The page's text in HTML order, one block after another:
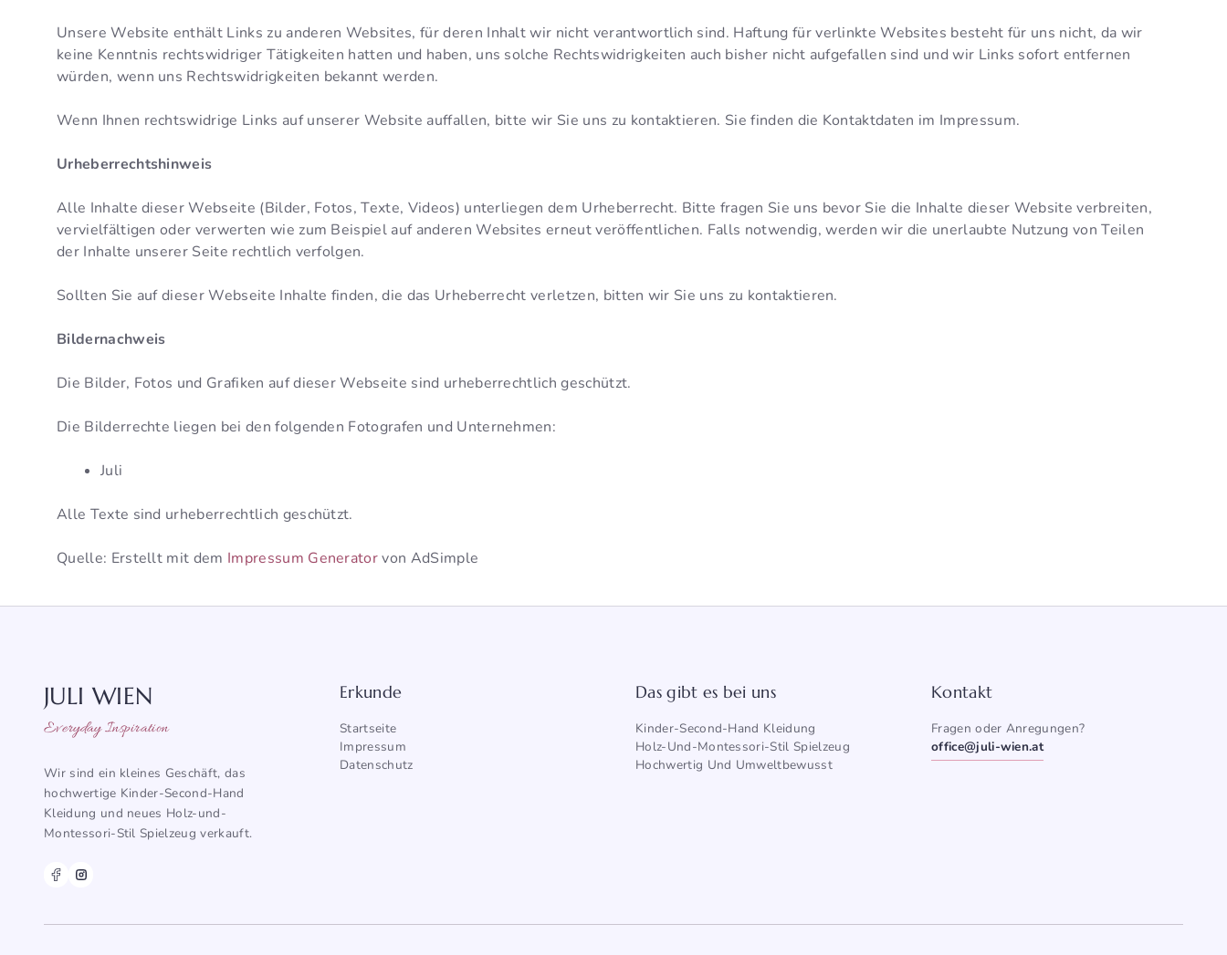
Unsere Website enthält Links zu anderen Websites, für deren Inhalt wir nicht verantwortlich sind. Haftung für verlinkte Websites besteht für uns nicht, da wir
keine Kenntnis rechtswidriger Tätigkeiten hatten und haben, uns solche Rechtswidrigkeiten auch bisher nicht aufgefallen sind und wir Links sofort entfernen
würden, wenn uns Rechtswidrigkeiten bekannt werden.
Wenn Ihnen rechtswidrige Links auf unserer Website auffallen, bitte wir Sie uns zu kontaktieren. Sie finden die Kontaktdaten im Impressum.
Urheberrechtshinweis
Alle Inhalte dieser Webseite (Bilder, Fotos, Texte, Videos) unterliegen dem Urheberrecht. Bitte fragen Sie uns bevor Sie die Inhalte dieser Website verbreiten,
vervielfältigen oder verwerten wie zum Beispiel auf anderen Websites erneut veröffentlichen. Falls notwendig, werden wir die unerlaubte Nutzung von Teilen
der Inhalte unserer Seite rechtlich verfolgen.
Sollten Sie auf dieser Webseite Inhalte finden, die das Urheberrecht verletzen, bitten wir Sie uns zu kontaktieren.
Bildernachweis
Die Bilder, Fotos und Grafiken auf dieser Webseite sind urheberrechtlich geschützt.
Die Bilderrechte liegen bei den folgenden Fotografen und Unternehmen:
Juli
Alle Texte sind urheberrechtlich geschützt.
Quelle: Erstellt mit dem Impressum Generatorvon AdSimple
JULI WIEN
Everyday Inspiration
Wir sind ein kleines Geschäft, das
hochwertige Kinder-Second-Hand
Kleidung und neues Holz-und-
Montessori-Stil Spielzeug verkauft.
Erkunde
Startseite
Impressum
Datenschutz
Das gibt es bei uns
Kinder-Second-Hand Kleidung
Holz-Und-Montessori-Stil Spielzeug
Hochwertig Und Umweltbewusst
Kontakt
Fragen oder Anregungen?
office@juli-wien.at